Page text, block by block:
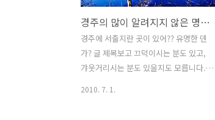
께 있으니 꽤 감성있는 풍경이 되어버렸
네요.. 어제와 달리 오늘은 날씨가 매우 좋
은데, 집안에만 계시지 마시고~ 등산 ! 어
떠세요? ::: iPhone 4 :::
경주의 많이 알려지지 않은 명소 - 서출지...
경주에 서출지란 곳이 있어?? 유명한 덴
가? 글 제목보고 끄덕이시는 분도 있고,
갸웃거리시는 분도 있을지도 모릅니다.
2010. 7. 1.